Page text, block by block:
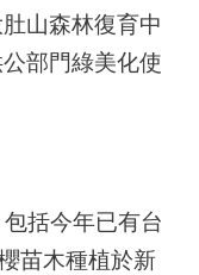
山森林復育中
部門綠美化使
括今年已有台
苗木種植於新